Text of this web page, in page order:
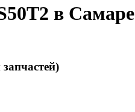
в Самаре
запчастей)